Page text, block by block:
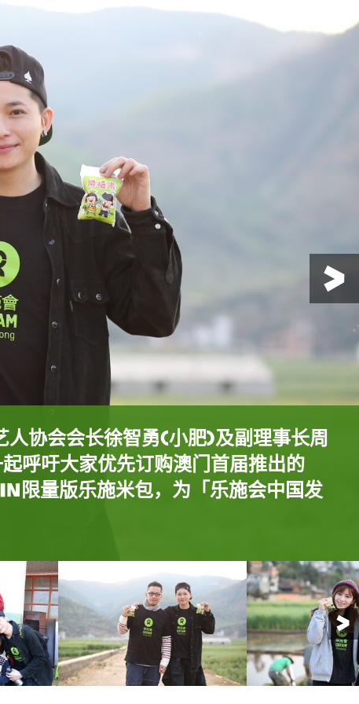
协会会长徐智勇(小肥)及副理事长周
呼吁大家优先订购澳门首届推出的
量版乐施米包，为「乐施会中国发
人协会副会长伍家怡(Cherry)及陈慧
包20元的Chocolate Rain乐施米
探访云南偏远山区之村民。
探访云南偏远山区之村民。